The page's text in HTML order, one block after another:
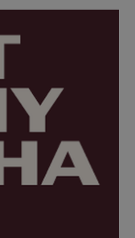
Ochutnáte